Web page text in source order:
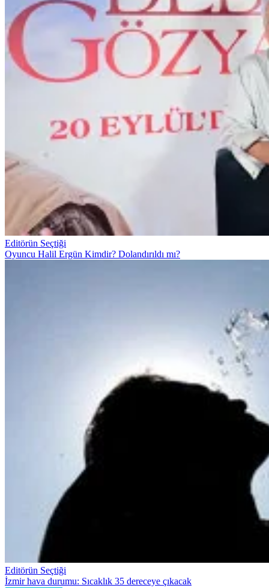
Editörün Seçtiği
Oyuncu Halil Ergün Kimdir? Dolandırıldı mı?
Editörün Seçtiği
İzmir hava durumu: Sıcaklık 35 dereceye çıkacak